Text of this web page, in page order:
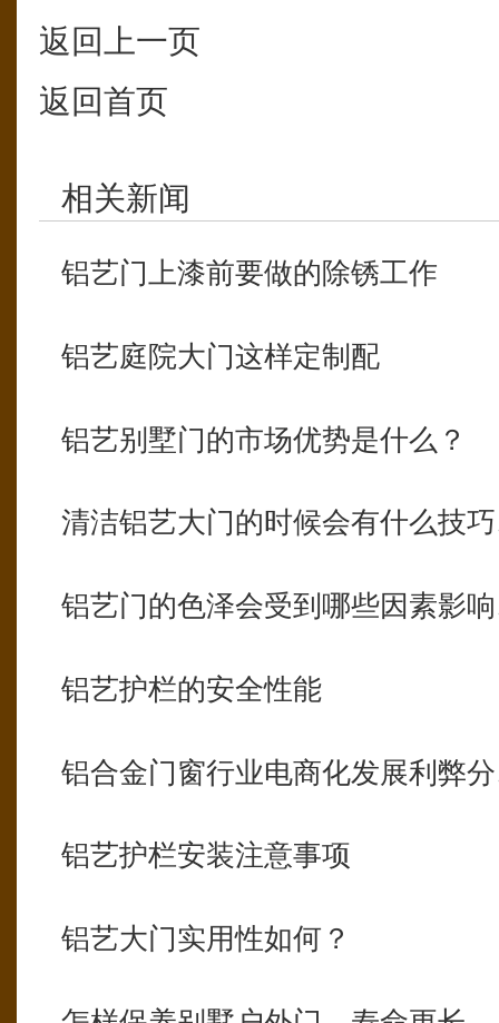
返回上一页
返回首页
相关新闻
铝艺门上漆前要做的除锈工作
铝艺庭院大门这样定制配
铝艺别墅门的市场优势是什么？
清洁铝艺大门的时候会有什么技
铝艺门的色泽会受到哪些因素影
铝艺护栏的安全性能
铝合金门窗行业电商化发展利弊
铝艺护栏安装注意事项
铝艺大门实用性如何？